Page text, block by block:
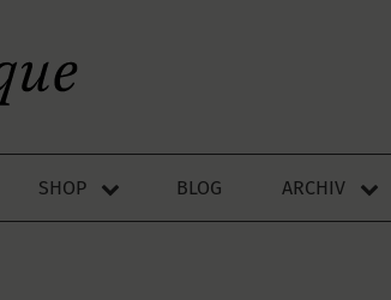
SHOP BLOG ARCHIV